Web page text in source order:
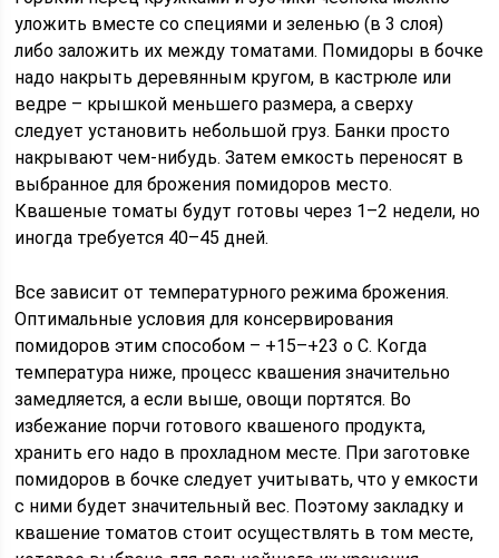
уложить вместе со специями и зеленью (в 3 слоя)
либо заложить их между томатами. Помидоры в бочке
надо накрыть деревянным кругом, в кастрюле или
ведре – крышкой меньшего размера, а сверху
следует установить небольшой груз. Банки просто
накрывают чем-нибудь. Затем емкость переносят в
выбранное для брожения помидоров место.
Квашеные томаты будут готовы через 1–2 недели, но
иногда требуется 40–45 дней.
Все зависит от температурного режима брожения.
Оптимальные условия для консервирования
помидоров этим способом – +15–+23 о C. Когда
температура ниже, процесс квашения значительно
замедляется, а если выше, овощи портятся. Во
избежание порчи готового квашеного продукта,
хранить его надо в прохладном месте. При заготовке
помидоров в бочке следует учитывать, что у емкости
с ними будет значительный вес. Поэтому закладку и
квашение томатов стоит осуществлять в том месте,